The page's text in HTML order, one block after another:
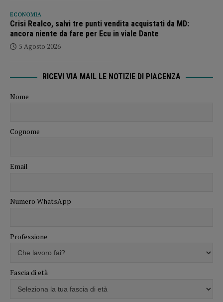
ECONOMIA
Crisi Realco, salvi tre punti vendita acquistati da MD:
ancora niente da fare per Ecu in viale Dante
5 Agosto 2026
RICEVI VIA MAIL LE NOTIZIE DI PIACENZA
Nome
Cognome
Email
Numero WhatsApp
Professione
Fascia di età